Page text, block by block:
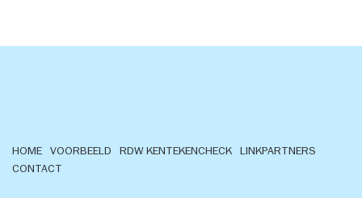
HOME VOORBEELD RDW KENTEKENCHECK
LINKPARTNERS
CONTACT